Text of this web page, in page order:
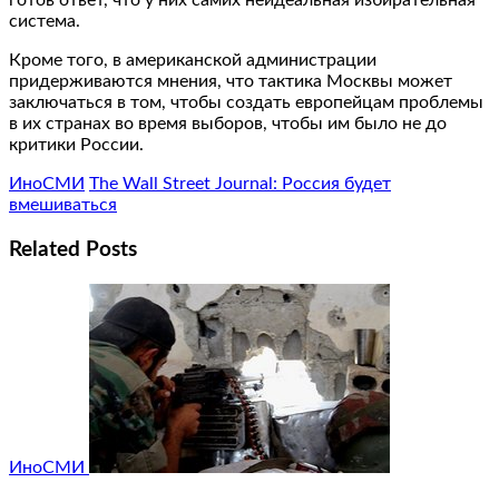
система.
Кроме того, в американской администрации
придерживаются мнения, что тактика Москвы может
заключаться в том, чтобы создать европейцам проблемы
в их странах во время выборов, чтобы им было не до
критики России.
ИноСМИ The Wall Street Journal: Россия будет
вмешиваться
Related Posts
ИноСМИ